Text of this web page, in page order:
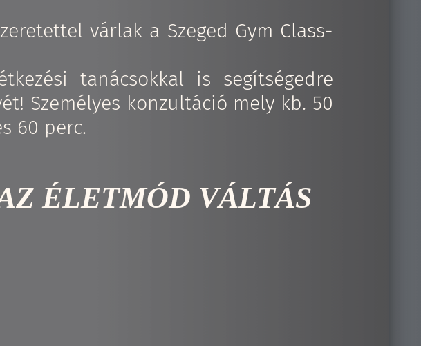
várlak a Szeged Gym Class-
tanácsokkal is segítségedre
Személyes konzultáció mely kb. 50
60 perc.
ÉLETMÓD VÁLTÁS